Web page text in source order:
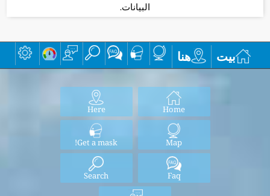
البيانات.
بيت هنا
Home
Here
Map
Get a mask!
Faq
Search